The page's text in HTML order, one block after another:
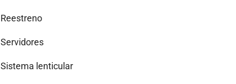
Reestreno
Servidores
Sistema lenticular